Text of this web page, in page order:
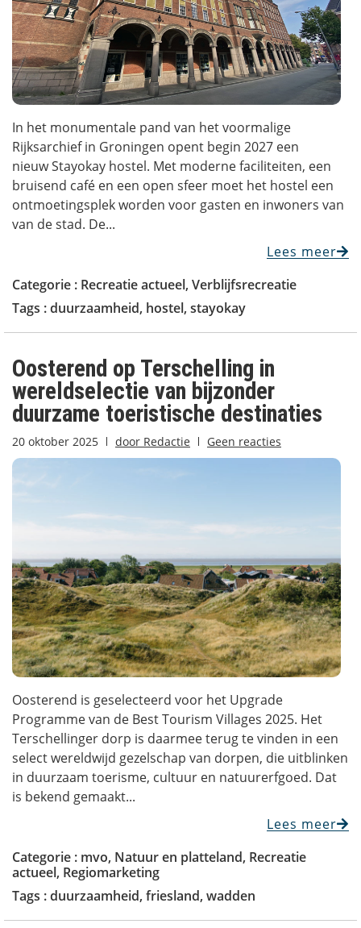
In het monumentale pand van het voormalige
Rijksarchief in Groningen opent begin 2027 een
nieuw Stayokay hostel. Met moderne faciliteiten, een
bruisend café en een open sfeer moet het hostel een
ontmoetingsplek worden voor gasten en inwoners van
van de stad. De...
Lees meer
Categorie : Recreatie actueel, Verblijfsrecreatie
Tags :duurzaamheid, hostel, stayokay
Oosterend op Terschelling in
wereldselectie van bijzonder
duurzame toeristische destinaties
20 oktober 2025 door Redactie Geen reacties
Oosterend is geselecteerd voor het Upgrade
Programme van de Best Tourism Villages 2025. Het
Terschellinger dorp is daarmee terug te vinden in een
select wereldwijd gezelschap van dorpen, die uitblinken
in duurzaam toerisme, cultuur en natuurerfgoed. Dat
is bekend gemaakt...
Lees meer
Categorie : mvo, Natuur en platteland, Recreatie
actueel, Regiomarketing
Tags :duurzaamheid, friesland, wadden